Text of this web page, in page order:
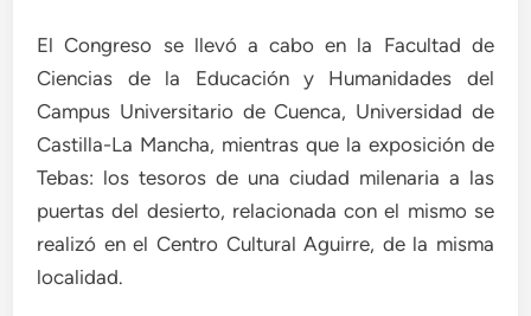
El Congreso se llevó a cabo en la Facultad de
Ciencias de la Educación y Humanidades del
Campus Universitario de Cuenca, Universidad de
Castilla-La Mancha, mientras que la exposición de
Tebas: los tesoros de una ciudad milenaria a las
puertas del desierto, relacionada con el mismo se
realizó en el Centro Cultural Aguirre, de la misma
localidad.